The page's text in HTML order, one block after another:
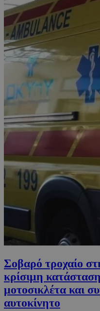
Σοβαρό τροχαίο
κρίσιμη
μοτοσικλέτα και
αυτοκίνητο